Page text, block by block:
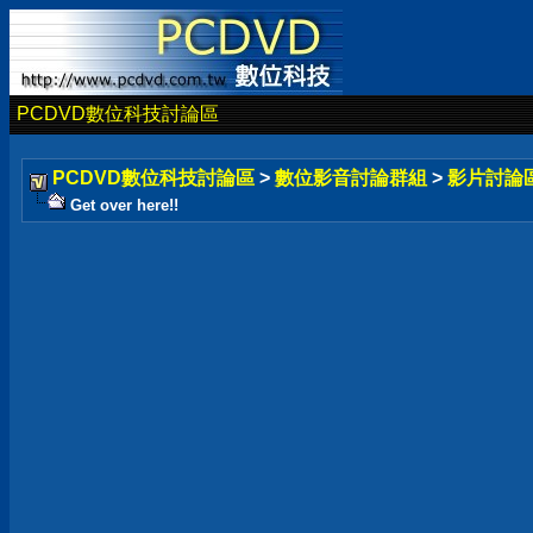
PCDVD數位科技討論區
PCDVD數位科技討論區 > 數位影音討論群組 > 影片討論
Get over here!!